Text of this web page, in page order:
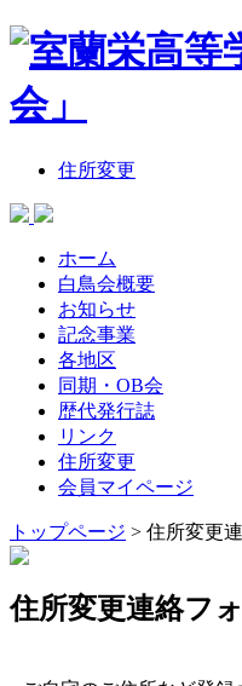
住所変更
ホーム
白鳥会概要
お知らせ
記念事業
各地区
同期・OB会
歴代発行誌
リンク
住所変更
会員マイページ
トップページ > 住所変更
住所変更連絡フ